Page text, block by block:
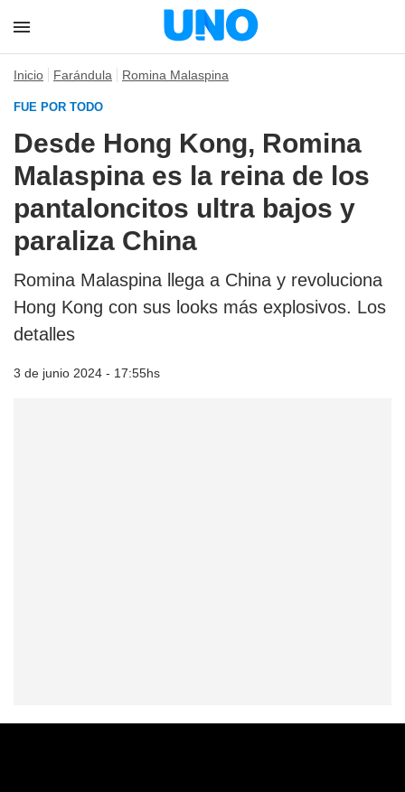
Inicio Farándula Romina Malaspina
FUE POR TODO
Desde Hong Kong, Romina
Malaspina es la reina de los
pantaloncitos ultra bajos y
paraliza China
Romina Malaspina llega a China y revoluciona
Hong Kong con sus looks más explosivos. Los
detalles
3 de junio 2024 - 17:55hs